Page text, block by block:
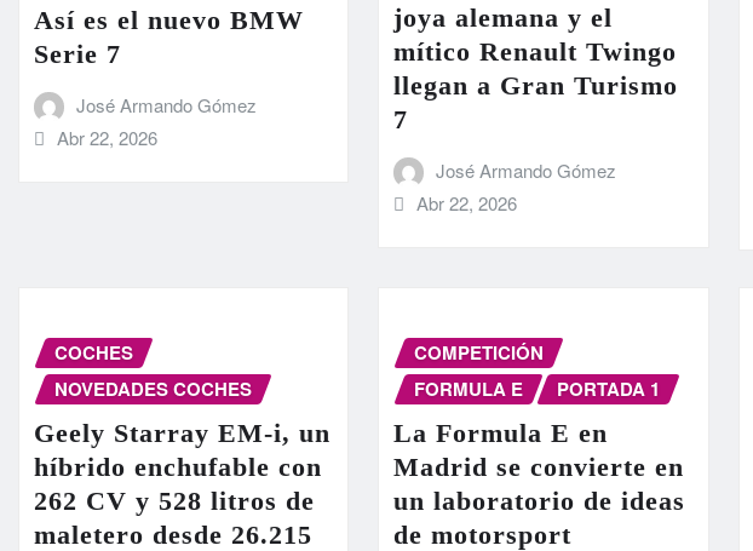
Así es el nuevo BMW
Serie 7
José Armando Gómez
Abr 22, 2026
joya alemana y el
mítico Renault Twingo
llegan a Gran Turismo
7
José Armando Gómez
Abr 22, 2026
COCHES
NOVEDADES COCHES
Geely Starray EM-i, un
híbrido enchufable con
262 CV y 528 litros de
maletero desde 26.215
COMPETICIÓN
FORMULA E
PORTADA 1
La Formula E en
Madrid se convierte en
un laboratorio de ideas
de motorsport